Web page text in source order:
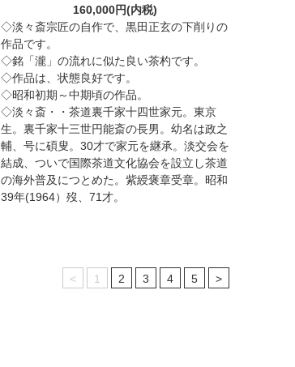
160,000円(内税)
◇淡々斎宗匠の自作で、黒田正玄の下削りの
作品です。
◇銘「瀧」の流れに似た良い茶杓です。
◇作品は、状態良好です。
◇昭和初期～中期頃の作品。
◇淡々斎・・茶道裏千家十四世家元。東京
生。裏千家十三世円能斎の長男。幼名は政之
輔、号に碩叟。30才で家元を継承。淡交会を
結成、ついで国際茶道文化協会を設立し茶道
の海外普及につとめた。紫綬褒章受章。昭和
39年(1964）歿、71才。
< 1 2 3 4 5 >